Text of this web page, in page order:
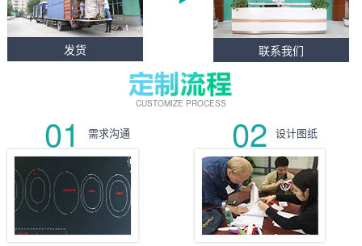
发货 联系我们
CUSTOMIZE PROCESS
01 需求沟通 02 设计图纸